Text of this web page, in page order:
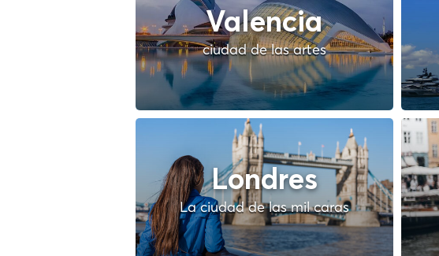
Valencia
ciudad de las artes
Londres
La ciudad de las mil caras